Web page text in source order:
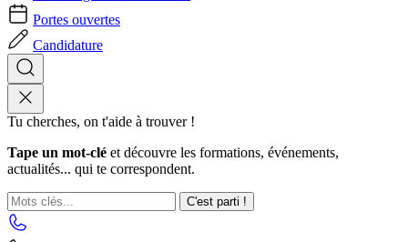
Portes ouvertes
Candidature
Tu cherches, on t'aide à trouver !
Tape un mot-clé et découvre les formations, événements,
actualités... qui te correspondent.
C'est parti !